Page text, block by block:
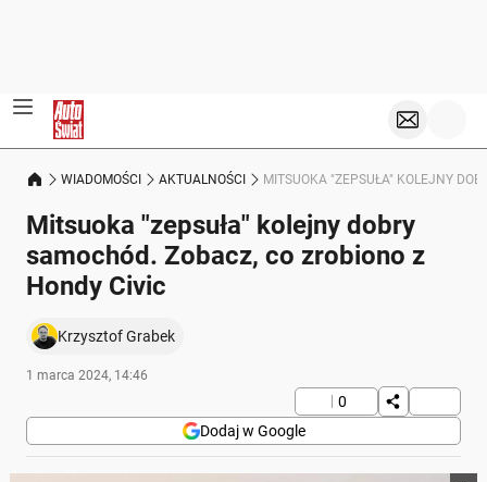
WIADOMOŚCI AKTUALNOŚCI MITSUOKA "ZEPSUŁA" KOLEJNY
Mitsuoka "zepsuła" kolejny dobry
samochód. Zobacz, co zrobiono z
Hondy Civic
Krzysztof Grabek
1 marca 2024, 14:46
0
Dodaj w Google